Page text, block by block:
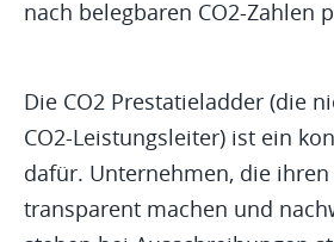
nach belegbaren CO2-Zahlen
Die CO2 Prestatieladder (die
CO2-Leistungsleiter) ist ein
dafür. Unternehmen, die
transparent machen und